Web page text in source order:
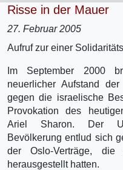
Risse in der Mauer
27. Februar 2005
Aufruf zur einer
Im September 2000
neuerlicher Aufstand
gegen die israelische
Provokation des
Ariel Sharon. Der
Bevölkerung entlud sich
der Oslo-Verträge,
herausgestellt hatten.